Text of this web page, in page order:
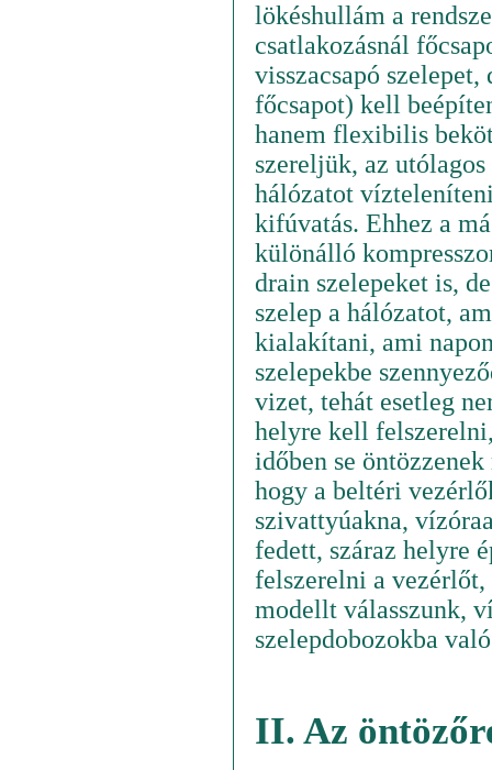
lökéshullám a
csatlakozásnál
visszacsapó
főcsapot) kell
hanem flexibilis
szereljük, az utólagos
hálózatot
kifúvatás. Ehhez a
különálló
drain szelepeket is,
szelep a hálózatot,
kialakítani, ami
szelepekbe
vizet, tehát esetleg
helyre kell
időben se
hogy a beltéri
szivattyúakna,
fedett, száraz helyre
felszerelni a
modellt válasszunk,
szelepdobozokba
II. Az